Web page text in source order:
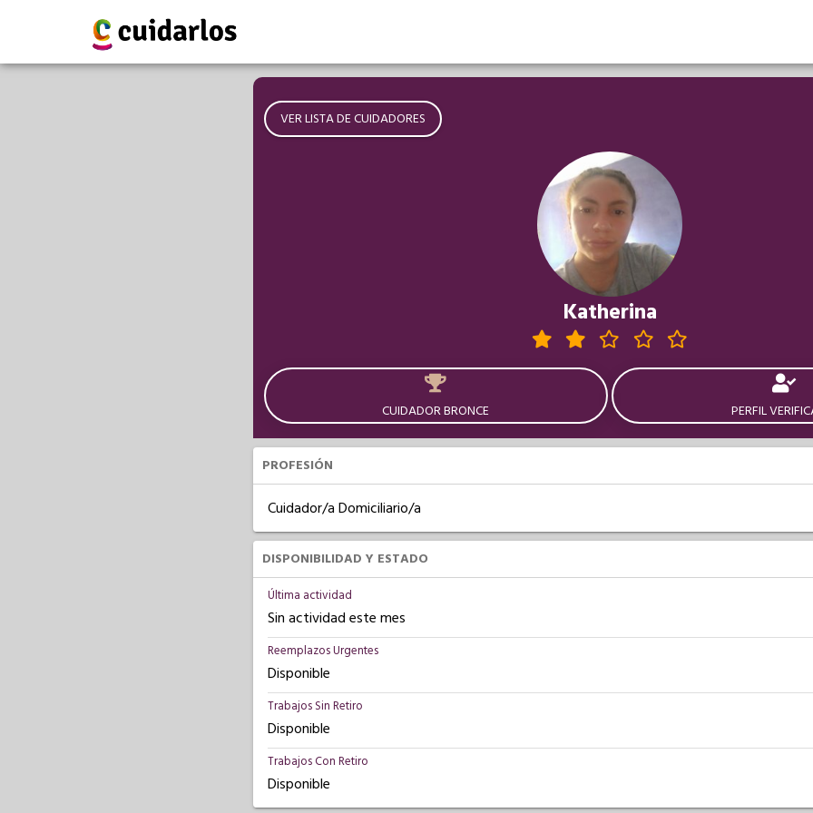
VER LISTA DE CUIDADORES
Katherina
CUIDADOR BRONCE PERFIL
PROFESIÓN
Cuidador/a Domiciliario/a
DISPONIBILIDAD Y ESTADO
Última actividad
Sin actividad este mes
Reemplazos Urgentes
Disponible
Trabajos Sin Retiro
Disponible
Trabajos Con Retiro
Disponible